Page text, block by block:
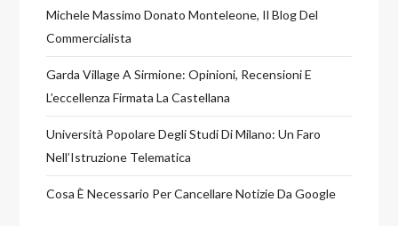
Michele Massimo Donato Monteleone, Il Blog Del
Commercialista
Garda Village A Sirmione: Opinioni, Recensioni E
L’eccellenza Firmata La Castellana
Università Popolare Degli Studi Di Milano: Un Faro
Nell’Istruzione Telematica
Cosa È Necessario Per Cancellare Notizie Da Google